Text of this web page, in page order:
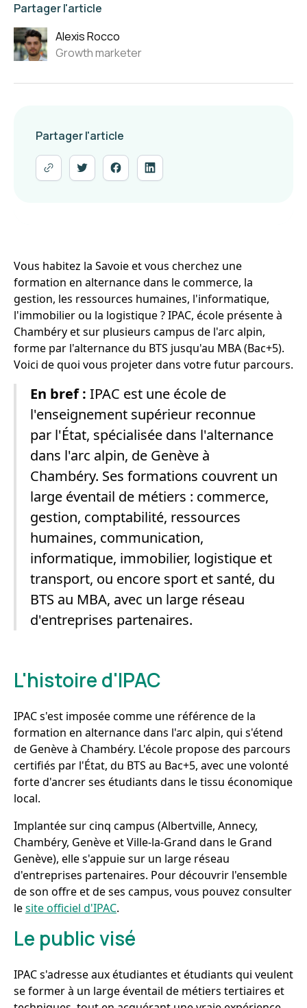
Partager l'article
Alexis Rocco
Growth marketer
Partager l'article
Vous habitez la Savoie et vous cherchez une
formation en alternance dans le commerce, la
gestion, les ressources humaines, l'informatique,
l'immobilier ou la logistique ? IPAC, école présente à
Chambéry et sur plusieurs campus de l'arc alpin,
forme par l'alternance du BTS jusqu'au MBA (Bac+5).
Voici de quoi vous projeter dans votre futur parcours.
En bref : IPAC est une école de
l'enseignement supérieur reconnue
par l'État, spécialisée dans l'alternance
dans l'arc alpin, de Genève à
Chambéry. Ses formations couvrent un
large éventail de métiers : commerce,
gestion, comptabilité, ressources
humaines, communication,
informatique, immobilier, logistique et
transport, ou encore sport et santé, du
BTS au MBA, avec un large réseau
d'entreprises partenaires.
L'histoire d'IPAC
IPAC s'est imposée comme une référence de la
formation en alternance dans l'arc alpin, qui s'étend
de Genève à Chambéry. L'école propose des parcours
certifiés par l'État, du BTS au Bac+5, avec une volonté
forte d'ancrer ses étudiants dans le tissu économique
local.
Implantée sur cinq campus (Albertville, Annecy,
Chambéry, Genève et Ville-la-Grand dans le Grand
Genève), elle s'appuie sur un large réseau
d'entreprises partenaires. Pour découvrir l'ensemble
de son offre et de ses campus, vous pouvez consulter
lesite officiel d'IPAC.
Le public visé
IPAC s'adresse aux étudiantes et étudiants qui veulent
se former à un large éventail de métiers tertiaires et